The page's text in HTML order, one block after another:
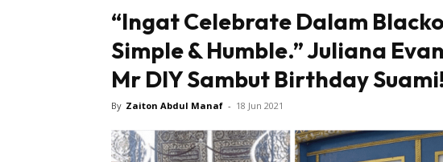
“Ingat Celebrate Dalam
Simple & Humble.” Juliana
Mr DIY Sambut Birthday Suami!
By Zaiton Abdul Manaf - 18 Jun 2021